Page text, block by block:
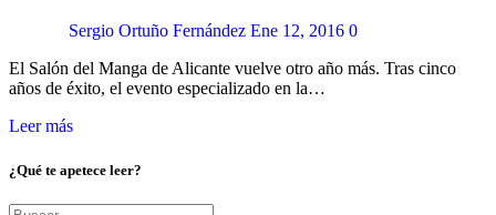
Sergio Ortuño Fernández Ene 12, 2016 0
El Salón del Manga de Alicante vuelve otro año más. Tras cinco
años de éxito, el evento especializado en la…
Leer más
¿Qué te apetece leer?